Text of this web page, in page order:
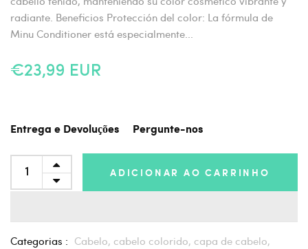
radiante. Beneficios Protección del color: La fórmula de
Minu Conditioner está especialmente...
€23,99 EUR
Entrega e Devoluções Pergunte-nos
ADICIONAR AO CARRINHO
Categorias : Cabelo, cabelo colorido, capa de cabelo,